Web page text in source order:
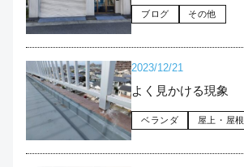
ブログ その他
2023/12/21
よく見かける現象
ベランダ 屋上・屋根